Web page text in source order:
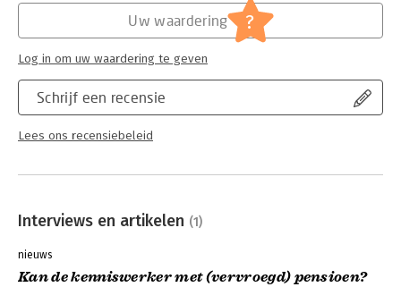
Schrijf een recensie
Lees ons recensiebeleid
Uw waardering ?
Log in om uw waardering te geven
Interviews en artikelen (1)
nieuws
Kan de kenniswerker met (vervroegd) pensioen?